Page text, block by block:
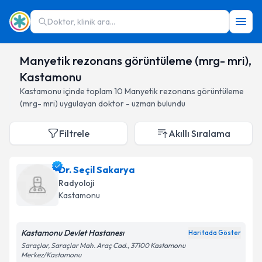
Doktor, klinik ara...
Manyetik rezonans görüntüleme (mrg- mri),
Kastamonu
Kastamonu içinde toplam 10 Manyetik rezonans görüntüleme
(mrg- mri) uygulayan doktor - uzman bulundu
Filtrele Akıllı Sıralama
Dr. Seçil Sakarya
Radyoloji
Kastamonu
Kastamonu Devlet Hastanesı Haritada Göster
Saraçlar, Saraçlar Mah. Araç Cad., 37100 Kastamonu
Merkez/Kastamonu